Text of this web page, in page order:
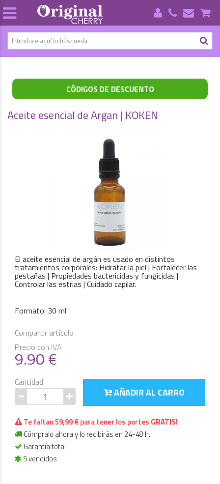
CÓDIGOS DE DESCUENTO
Aceite esencial de Argan | KOKEN
El aceite esencial de argán es usado en distintos
tratamientos corporales: Hidratar la piel | Fortalecer las
pestañas | Propiedades bactericidas y fungicidas |
Controlar las estrias | Cuidado capilar.
Formato: 30 ml
Compartir artículo
Precio con IVA
9.90€
Cantidad
AÑADIR AL CARRO
Te faltan59,99 €para tener los portes GRATIS!
Cómpralo ahora y lo recibirás en 24-48 h.
Garantía total
5 vendidos